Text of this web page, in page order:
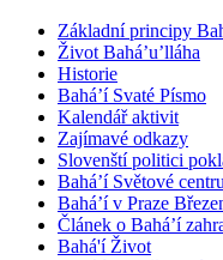
Základní principy
Život Bahá’u’lláha
Historie
Bahá’í Svaté Písmo
Kalendář aktivit
Zajímavé odkazy
Slovenští politici
Bahá’í Světové
Bahá’í v Praze
Článek o Bahá’í
Bahá'í Život